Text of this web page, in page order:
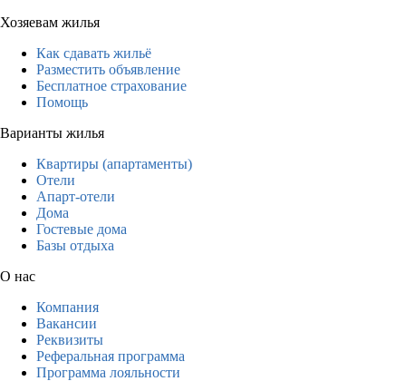
Хозяевам жилья
Как сдавать жильё
Разместить объявление
Бесплатное страхование
Помощь
Варианты жилья
Квартиры (апартаменты)
Отели
Апарт-отели
Дома
Гостевые дома
Базы отдыха
О нас
Компания
Вакансии
Реквизиты
Реферальная программа
Программа лояльности